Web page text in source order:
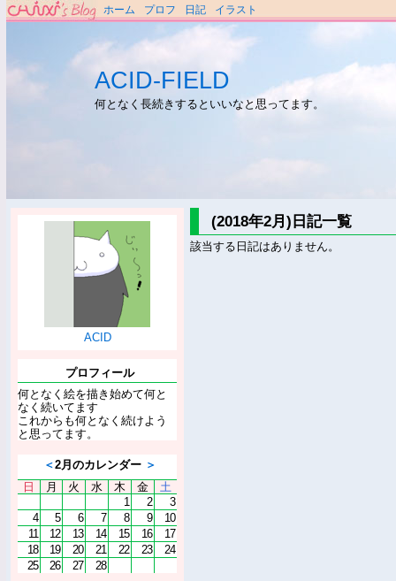
ホーム プロフ 日記 イラスト
ACID-FIELD
何となく長続きするといいなと思ってます。
ACID
プロフィール
何となく絵を描き始めて何と
なく続いてます
これからも何となく続けよう
と思ってます。
＜2月のカレンダー ＞
日
月 火 水 木 金
土
1
2
3
4
5 6 7 8 9
10
11
12 13 14 15 16
17
18
19 20 21 22 23
24
25
26 27 28
(2018年2月)日記一覧
該当する日記はありません。